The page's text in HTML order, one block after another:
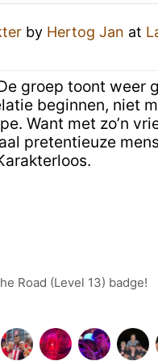
by Hertog Jan at
groep toont weer
beginnen, niet
Want met zo’n
pretentieuze
Road (Level 13) badge!